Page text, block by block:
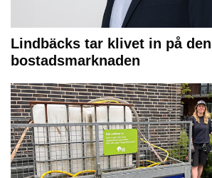
Lindbäcks tar klivet in på
bostadsmarknaden